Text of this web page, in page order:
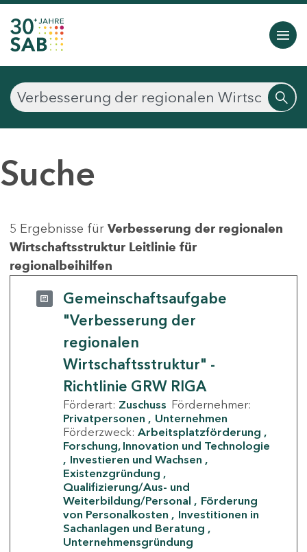
Suche
5 Ergebnisse für Verbesserung der regionalen
Wirtschaftsstruktur Leitlinie für
regionalbeihilfen
Gemeinschaftsaufgabe
"Verbesserung der
regionalen
Wirtschaftsstruktur" -
Richtlinie GRW RIGA
Förderart: Zuschuss Fördernehmer:
Privatpersonen
Unternehmen
Förderzweck: Arbeitsplatzförderung
Forschung, Innovation und Technologie
Investieren und Wachsen
Existenzgründung
Qualifizierung/Aus- und
Weiterbildung/Personal
Förderung
von Personalkosten
Investitionen in
Sachanlagen und Beratung
Unternehmensgründung